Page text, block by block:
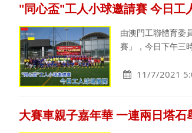
"同心盃"工人小球邀請賽 今日工
由澳門工聯體育委
賽」，今日下午三
11/7/2021
大賽車親子嘉年華 一連兩日塔